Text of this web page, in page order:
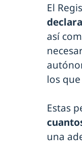
El
así
los
Estas
una